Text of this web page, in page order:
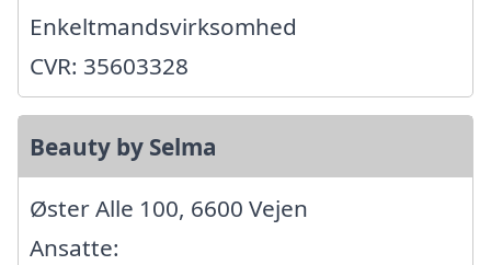
Enkeltmandsvirksomhed
CVR: 35603328
Beauty by Selma
Øster Alle 100, 6600 Vejen
Ansatte: